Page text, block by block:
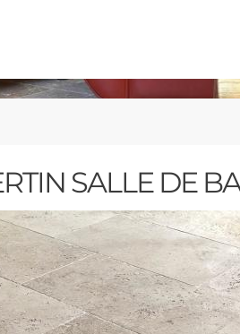
SALLE DE